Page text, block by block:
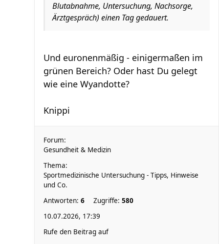
Blutabnahme, Untersuchung, Nachsorge,
Ärztgespräch) einen Tag gedauert.
Und euronenmäßig - einigermaßen im
grünen Bereich? Oder hast Du gelegt
wie eine Wyandotte?
Knippi
Forum:
Gesundheit & Medizin
Thema:
Sportmedizinische Untersuchung - Tipps, Hinweise
und Co.
Antworten: 6 Zugriffe: 580
10.07.2026, 17:39
Rufe den Beitrag auf